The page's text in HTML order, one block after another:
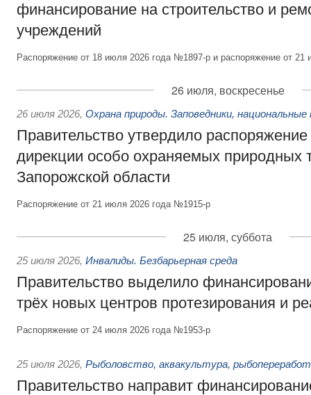
финансирование на строительство и
учреждений
Распоряжение от 18 июля 2026 года №1897-р и распоряжение от
26 июля, воскресенье
26 июля 2026, Охрана природы. Заповедники, национальные
Правительство утвердило
дирекции особо охраняемых природных
Запорожской области
Распоряжение от 21 июля 2026 года №1915-р
25 июля, суббота
25 июля 2026, Инвалиды. Безбарьерная среда
Правительство выделило
трёх новых центров протезирования и
Распоряжение от 24 июля 2026 года №1953-р
25 июля 2026, Рыболовство, аквакультура,
Правительство направит